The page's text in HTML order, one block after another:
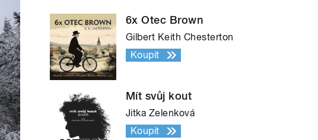
6x Otec Brown
Gilbert Keith Chesterton
Koupit
Mít svůj kout
Jitka Zelenková
Koupit